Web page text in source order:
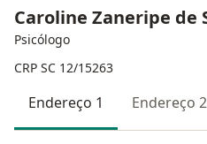
Caroline Zaneripe de
Psicólogo
CRP SC 12/15263
Endereço 1 Endereço 2